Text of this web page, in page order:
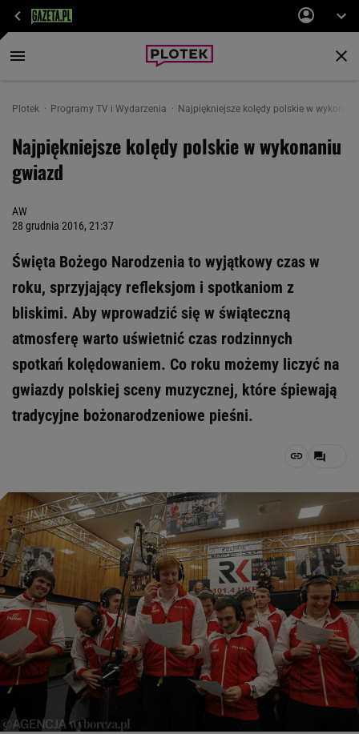
Plotek Programy TV i Wydarzenia Najpiękniejsze kolędy polskie w
Najpiękniejsze kolędy polskie w wykonaniu
gwiazd
AW
28 grudnia 2016, 21:37
Święta Bożego Narodzenia to wyjątkowy czas w
roku, sprzyjający refleksjom i spotkaniom z
bliskimi. Aby wprowadzić się w świąteczną
atmosferę warto uświetnić czas rodzinnych
spotkań kolędowaniem. Co roku możemy liczyć na
gwiazdy polskiej sceny muzycznej, które śpiewają
tradycyjne bożonarodzeniowe pieśni.